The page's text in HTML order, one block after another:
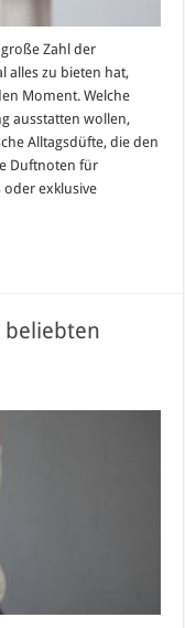
Zahl der
alles zu bieten hat,
Moment. Welche
ausstatten wollen,
Alltagsdüfte, die den
Duftnoten für
oder exklusive
beliebten